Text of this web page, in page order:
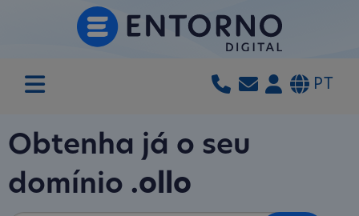
PT
Obtenha já o seu
domínio .ollo